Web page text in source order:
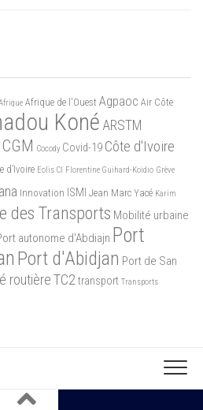
Afrique de l'Ouest Agpaoc Air Côte
Koné ARSTM
Cocody Covid-19 Côte d'Ivoire
d’Ivoire Eolis CI Florentine Guihard-Koidio Grève
Innovation ISMI Jean Marc Yacé Karim
des Transports Mobilité urbaine
autonome d'Abdiajn Port
Port d'Abidjan Port de San
routièreTC2transport Transports